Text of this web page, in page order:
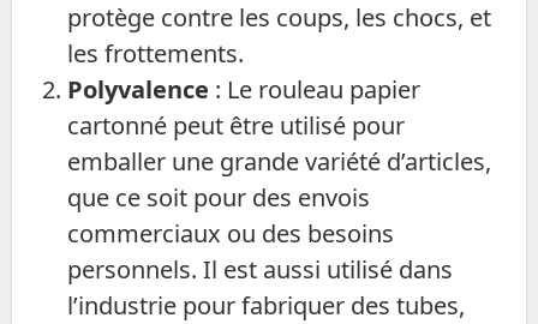
protège contre les coups, les chocs, et
les frottements.
Polyvalence : Le rouleau papier
cartonné peut être utilisé pour
emballer une grande variété d’articles,
que ce soit pour des envois
commerciaux ou des besoins
personnels. Il est aussi utilisé dans
l’industrie pour fabriquer des tubes,